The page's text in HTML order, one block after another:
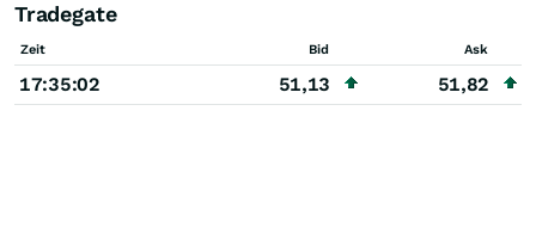
Tradegate
Zeit Bid Ask
17:35:02 51,13 51,82